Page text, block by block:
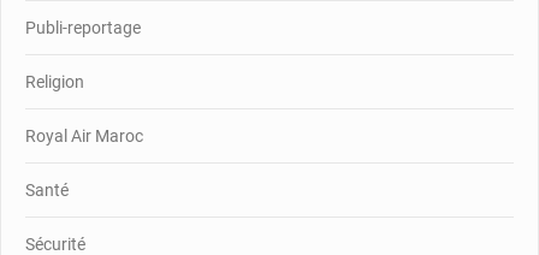
Publi-reportage
Religion
Royal Air Maroc
Santé
Sécurité